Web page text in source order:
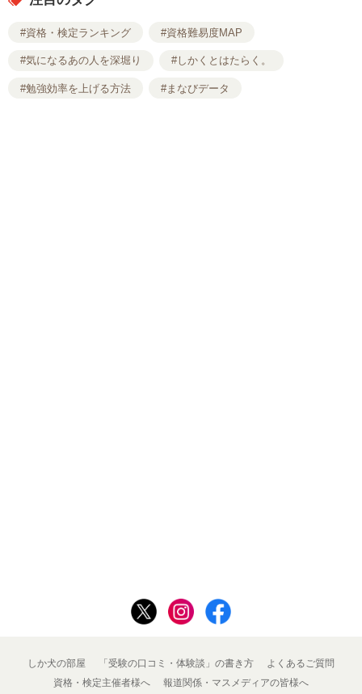
#資格・検定ランキング #資格難易度MAP
#気になるあの人を深堀り #しかくとはたらく。
#勉強効率を上げる方法 #まなびデータ
しか犬の部屋 「受験の口コミ・体験談」の書き方
よくあるご質問
資格・検定主催者様へ
報道関係・マスメディアの皆様へ